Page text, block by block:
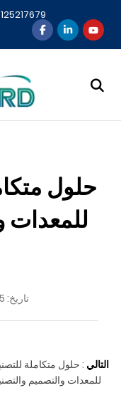
حلول
للمعدات
تاريخ:
التالي : حلول متكاملة
للمعدات والتصميم